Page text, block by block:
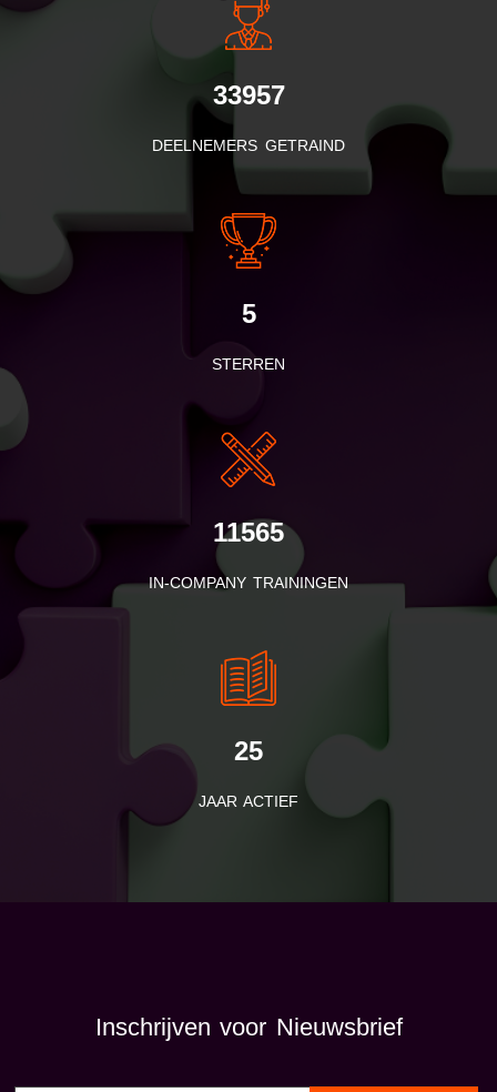
33957
DEELNEMERS GETRAIND
5
STERREN
11565
IN-COMPANY TRAININGEN
25
JAAR ACTIEF
Inschrijven voor Nieuwsbrief